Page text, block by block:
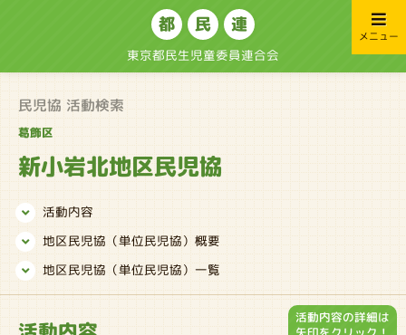
都 民 連
東京都民生児童委員連合会
民児協 活動検索
葛飾区
新小岩北地区民児協
活動内容
地区民児協（単位民児協）概要
地区民児協（単位民児協）一覧
活動内容の詳細は
メニュー